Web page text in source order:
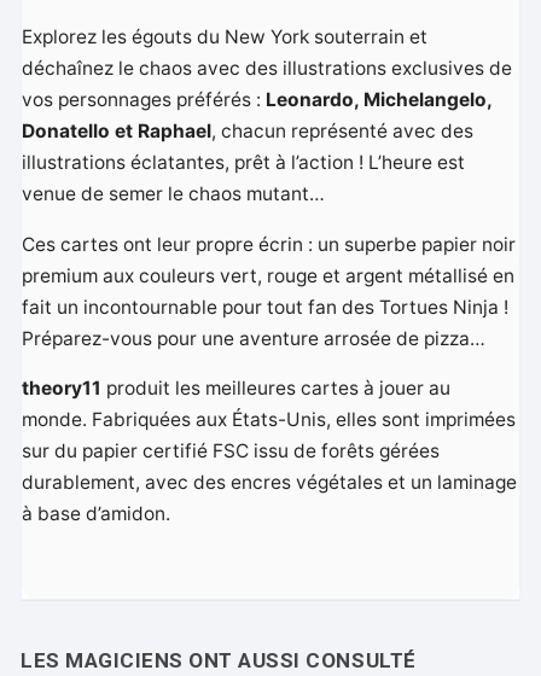
Explorez les égouts du New York souterrain et
déchaînez le chaos avec des illustrations exclusives de
vos personnages préférés : Leonardo, Michelangelo,
Donatello et Raphael, chacun représenté avec des
illustrations éclatantes, prêt à l’action ! L’heure est
venue de semer le chaos mutant…
Ces cartes ont leur propre écrin : un superbe papier noir
premium aux couleurs vert, rouge et argent métallisé en
fait un incontournable pour tout fan des Tortues Ninja !
Préparez-vous pour une aventure arrosée de pizza…
theory11 produit les meilleures cartes à jouer au
monde. Fabriquées aux États-Unis, elles sont imprimées
sur du papier certifié FSC issu de forêts gérées
durablement, avec des encres végétales et un laminage
à base d’amidon.